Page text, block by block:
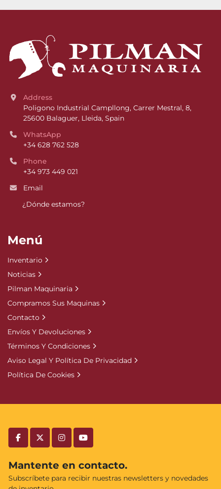
facebooktwitterinstagramyoutube
Mantente en contacto.
Subscríbete para recibir nuestras newsletters y novedades
Address
Poligono Industrial Campllong, Carrer Mestral, 8,
25600 Balaguer, Lleida, Spain
WhatsApp
+34 628 762 528
Phone
+34 973 449 021
Email
¿Dónde estamos?
Menú
Inventario
Noticias
Pilman Maquinaria
Compramos Sus Maquinas
Contacto
Envíos Y Devoluciones
Términos Y Condiciones
Aviso Legal Y Política De Privacidad
Política De Cookies